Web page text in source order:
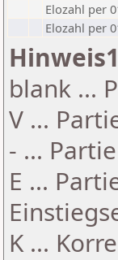
Elozahl per
Elozahl per
Hinweis1
blank ...
V ...
- ...
E ...
K ...